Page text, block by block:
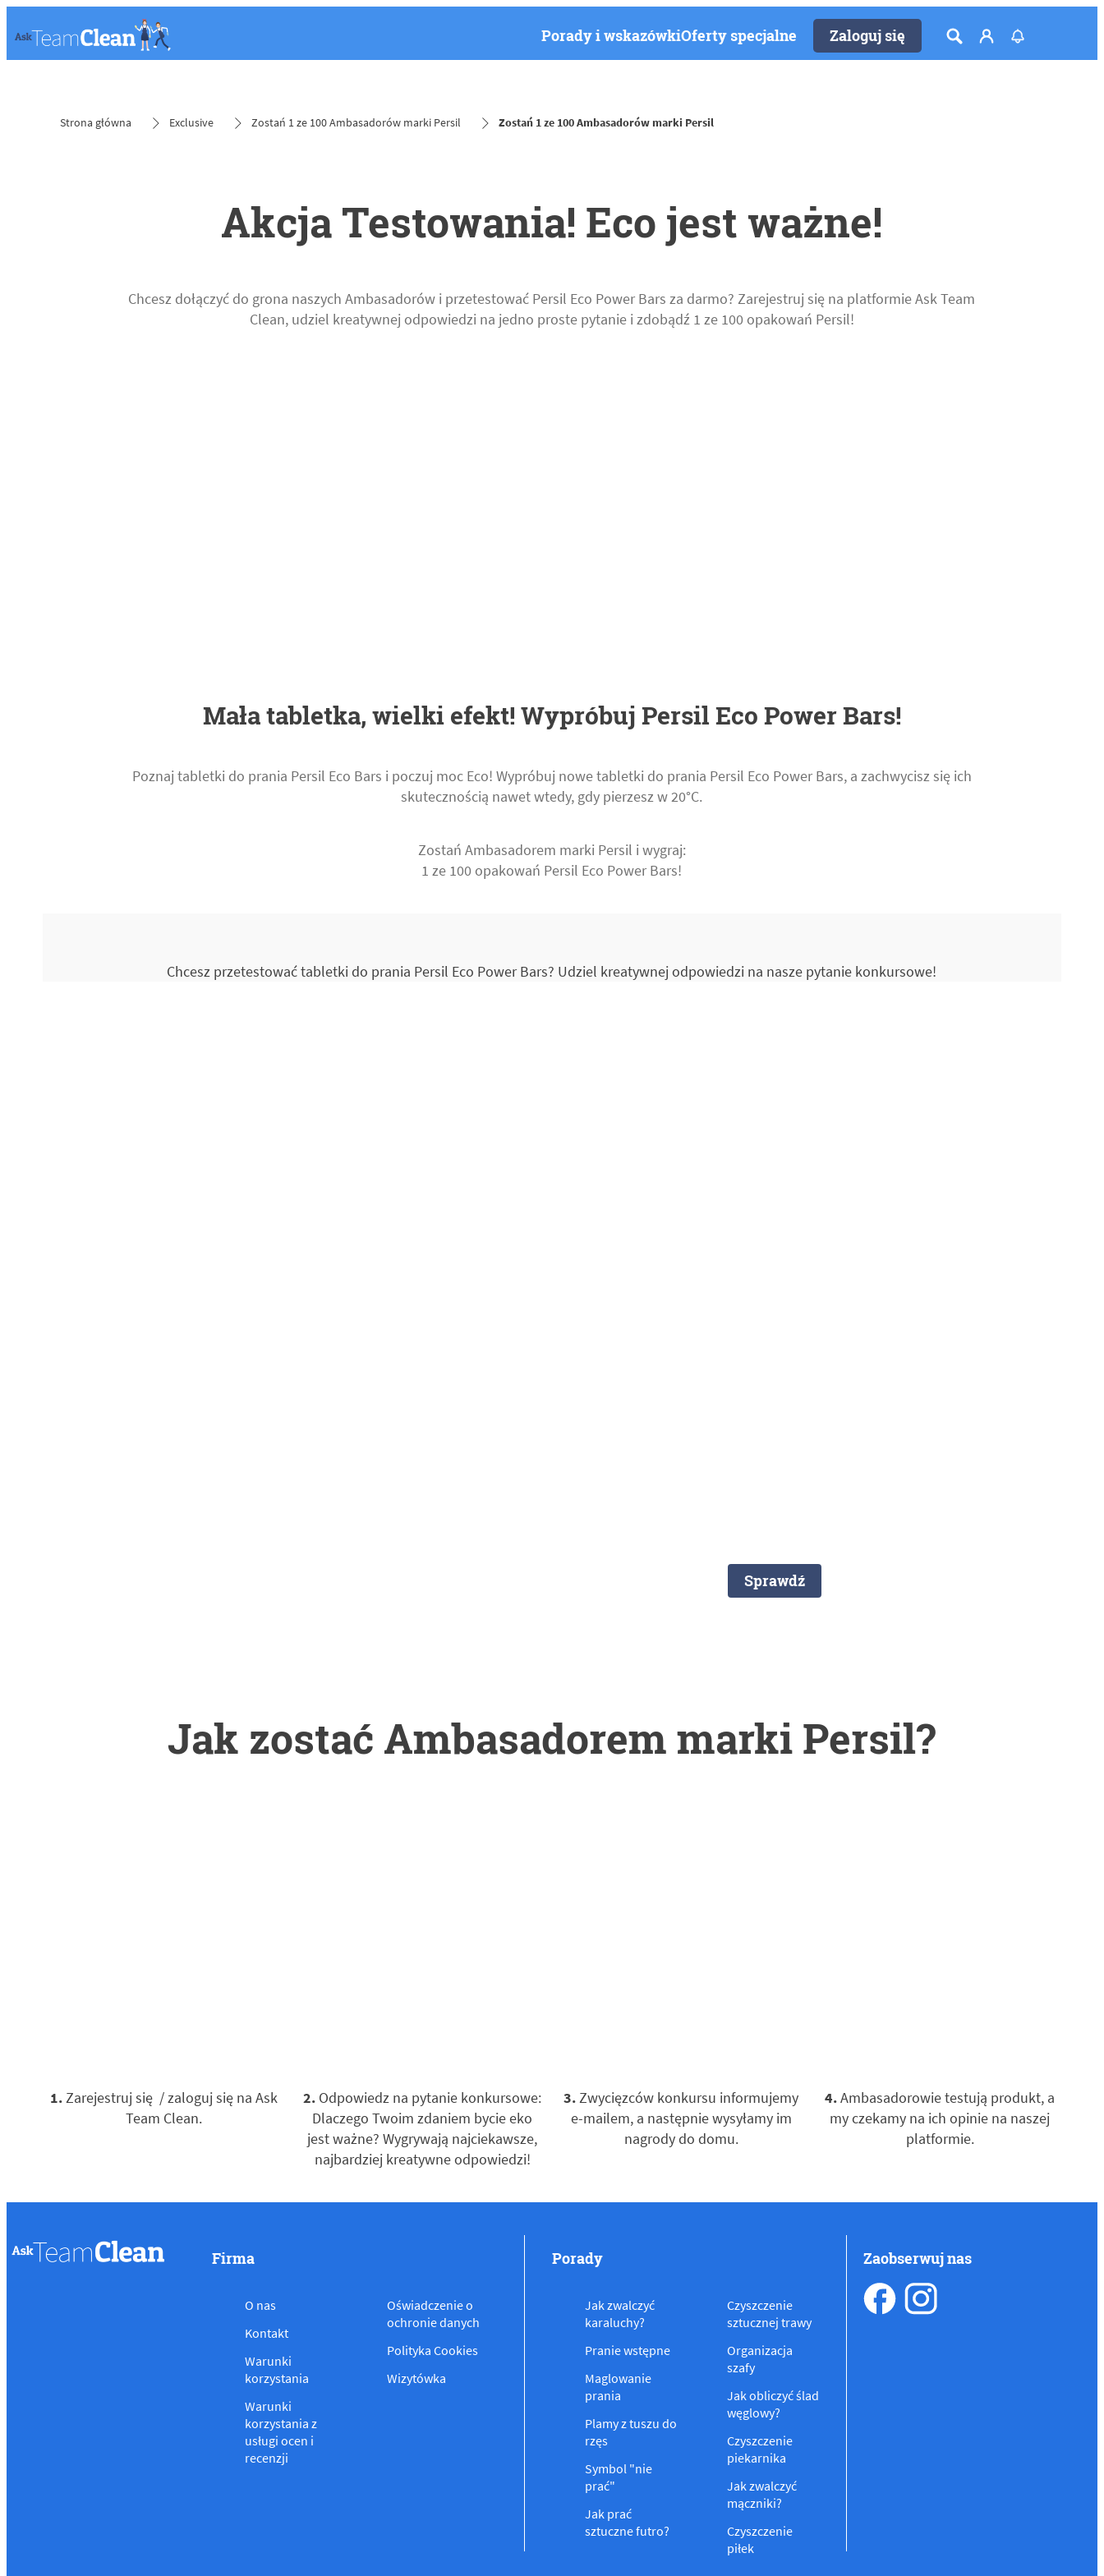
Porady i wskazówkiOferty specjalne Zaloguj się
Strona główna Exclusive Zostań 1 ze 100 Ambasadorów marki Persil Zostań 1 ze 100 Ambasadorów marki Persil
Akcja Testowania! Eco jest ważne!
Chcesz dołączyć do grona naszych Ambasadorów i przetestować Persil Eco Power Bars za darmo? Zarejestruj się na platformie Ask Team
Clean, udziel kreatywnej odpowiedzi na jedno proste pytanie i zdobądź 1 ze 100 opakowań Persil!
Mała tabletka, wielki efekt! Wypróbuj Persil Eco Power Bars!
Poznaj tabletki do prania Persil Eco Bars i poczuj moc Eco! Wypróbuj nowe tabletki do prania Persil Eco Power Bars, a zachwycisz się ich
skutecznością nawet wtedy, gdy pierzesz w 20°C.
Zostań Ambasadorem marki Persil i wygraj:
1 ze 100 opakowań Persil Eco Power Bars!
Chcesz przetestować tabletki do prania Persil Eco Power Bars? Udziel kreatywnej odpowiedzi na nasze pytanie konkursowe!
Sprawdź
Jak zostać Ambasadorem marki Persil?
1.Zarejestruj się / zaloguj się na Ask
Team Clean.
2. Odpowiedz na pytanie konkursowe:
Dlaczego Twoim zdaniem bycie eko
jest ważne? Wygrywają najciekawsze,
najbardziej kreatywne odpowiedzi!
3.Zwycięzców konkursu informujemy
e-mailem, a następnie wysyłamy im
nagrody do domu.
4.Ambasadorowie testują produkt, a
my czekamy na ich opinie na naszej
platformie.
Firma
O nas
Kontakt
Warunki
korzystania
Warunki
korzystania z
usługi ocen i
recenzji
Oświadczenie o
ochronie danych
Polityka Cookies
Wizytówka
Porady
Jak zwalczyć
karaluchy?
Pranie wstępne
Maglowanie
prania
Plamy z tuszu do
rzęs
Symbol "nie
prać"
Jak prać
sztuczne futro?
Czyszczenie
sztucznej trawy
Organizacja
szafy
Jak obliczyć ślad
węglowy?
Czyszczenie
piekarnika
Jak zwalczyć
mączniki?
Czyszczenie
piłek
Zaobserwuj nas